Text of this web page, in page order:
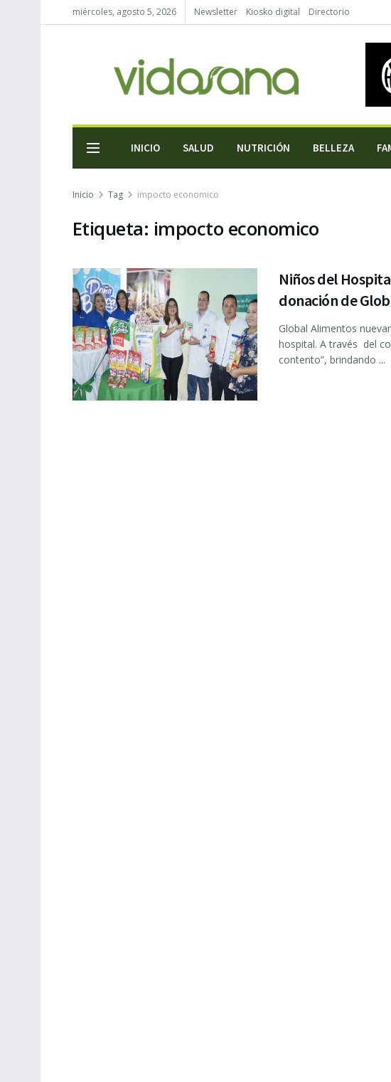
miércoles, agosto 5, 2026 Newsletter Kiosko digital Directorio
INICIO SALUD NUTRICIÓN BELLEZA
Inicio Tag impocto economico
Etiqueta: impocto economico
Niños del
donación de
Global Alimentos
hospital. A través del
contento”, brindando ...